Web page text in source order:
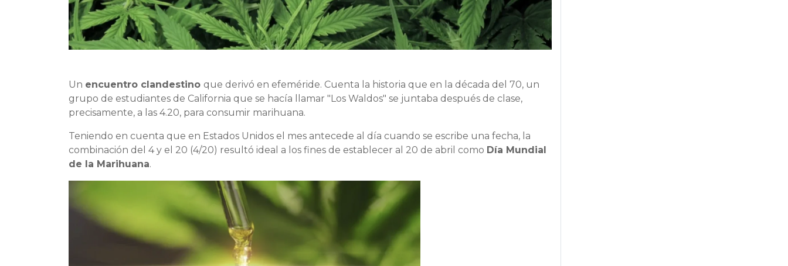
Un encuentro clandestino que derivó en efeméride. Cuenta la historia que en la década del 70, un
grupo de estudiantes de California que se hacía llamar "Los Waldos" se juntaba después de clase,
precisamente, a las 4.20, para consumir marihuana.
Teniendo en cuenta que en Estados Unidos el mes antecede al día cuando se escribe una fecha, la
combinación del 4 y el 20 (4/20) resultó ideal a los fines de establecer al 20 de abril como Día Mundial
de la Marihuana.